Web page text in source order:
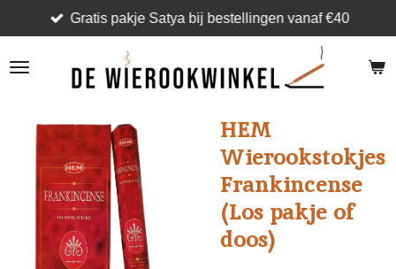
direct
naar
Gratis pakje Satya bij bestellingen vanaf €40
HEM
Wierookstokjes
Frankincense
(Los pakje of
doos)